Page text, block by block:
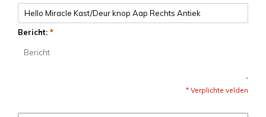
Bericht: *
* Verplichte velden